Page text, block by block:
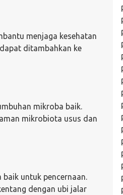
menjaga kesehatan
ditambahkan ke
mikroba baik.
mikrobiota usus dan
untuk pencernaan.
dengan ubi jalar